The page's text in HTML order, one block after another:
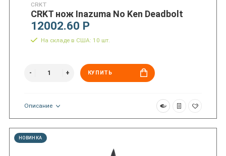
CRKT
CRKT нож Inazuma No Ken Deadbolt
12002.60 Р
На складе в США: 10 шт.
КУПИТЬ
Описание
НОВИНКА